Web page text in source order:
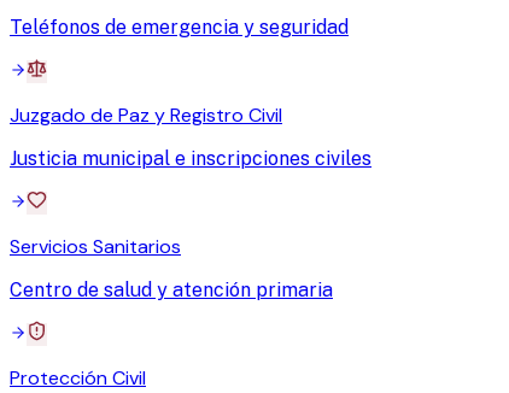
Teléfonos de emergencia y seguridad
Juzgado de Paz y Registro Civil
Justicia municipal e inscripciones civiles
Servicios Sanitarios
Centro de salud y atención primaria
Protección Civil